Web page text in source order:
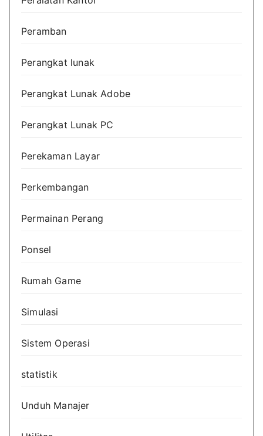
Peramban
Perangkat lunak
Perangkat Lunak Adobe
Perangkat Lunak PC
Perekaman Layar
Perkembangan
Permainan Perang
Ponsel
Rumah Game
Simulasi
Sistem Operasi
statistik
Unduh Manajer